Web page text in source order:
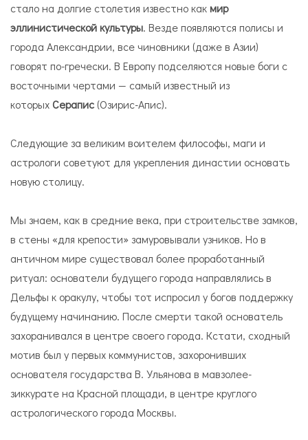
стало на долгие столетия известно какмир
эллинистической культуры. Везде появляются полисы и
города Александрии, все чиновники (даже в Азии)
говорят по-гречески. В Европу подселяются новые боги с
восточными чертами — самый известный из
которых Серапис (Озирис-Апис).
Следующие за великим воителем философы, маги и
астрологи советуют для укрепления династии основать
новую столицу.
Мы знаем, как в средние века, при строительстве замков,
в стены «для крепости» замуровывали узников. Но в
античном мире существовал более проработанный
ритуал: основатели будущего города направлялись в
Дельфы к оракулу, чтобы тот испросил у богов поддержку
будущему начинанию. После смерти такой основатель
захоранивался в центре своего города. Кстати, сходный
мотив был у первых коммунистов, захоронивших
основателя государства В. Ульянова в мавзолее-
зиккурате на Красной площади, в центре круглого
астрологического города Москвы.